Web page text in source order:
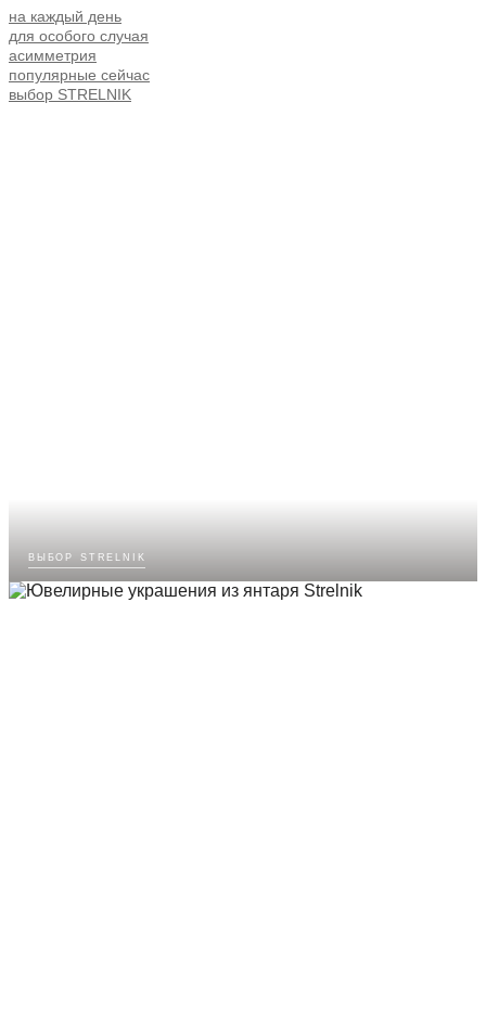
на каждый день
для особого случая
асимметрия
популярные сейчас
выбор STRELNIK
выбор strelnik